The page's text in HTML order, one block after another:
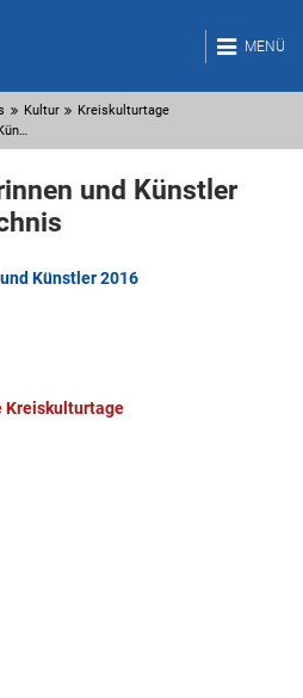
MENÜ
Kultur
Kreiskulturtage
und Künstler
Künstler 2016
Kreiskulturtage